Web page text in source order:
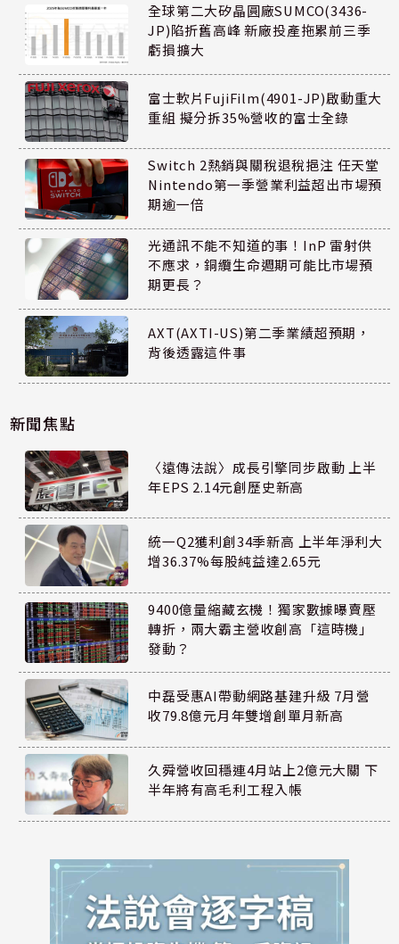
全球第二大矽晶圓廠SUMCO(3436-
JP)陷折舊高峰 新廠投產拖累前三季
虧損擴大
富士軟片FujiFilm(4901-JP)啟動重大
重組 擬分拆35%營收的富士全錄
Switch 2熱銷與關稅退稅挹注 任天堂
Nintendo第一季營業利益超出市場預
期逾一倍
光通訊不能不知道的事！InP 雷射供
不應求，銅纜生命週期可能比市場預
期更長？
AXT(AXTI-US)第二季業績超預期，
背後透露這件事
新聞焦點
〈遠傳法說〉成長引擎同步啟動 上半
年EPS 2.14元創歷史新高
統一Q2獲利創34季新高 上半年淨利大
增36.37%每股純益達2.65元
9400億量縮藏玄機！獨家數據曝賣壓
轉折，兩大霸主營收創高「這時機」
發動？
中磊受惠AI帶動網路基建升級 7月營
收79.8億元月年雙增創單月新高
久舜營收回穩連4月站上2億元大關 下
半年將有高毛利工程入帳